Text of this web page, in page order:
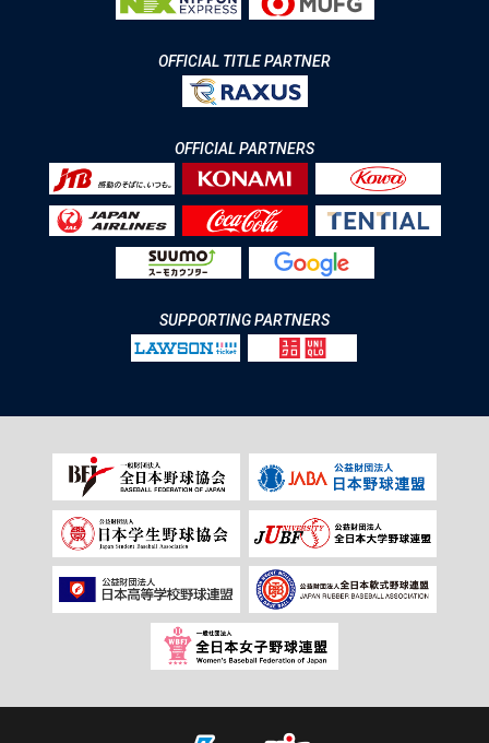
OFFICIAL TITLE PARTNER
OFFICIAL PARTNERS
SUPPORTING PARTNERS